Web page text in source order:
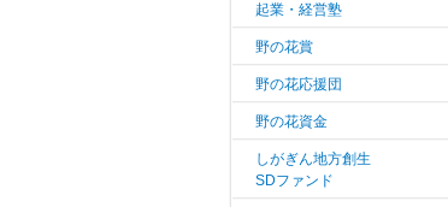
起業・経営塾
野の花賞
野の花応援団
野の花資金
しがぎん地方創生
SDファンド